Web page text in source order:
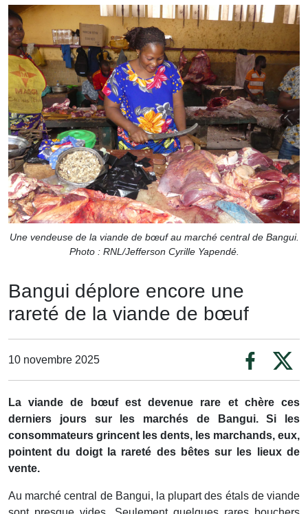
Une vendeuse de la viande de bœuf au marché central de Bangui.
Photo : RNL/Jefferson Cyrille Yapendé.
Bangui déplore encore une
rareté de la viande de bœuf
10 novembre 2025
La viande de bœuf est devenue rare et chère ces
derniers jours sur les marchés de Bangui. Si les
consommateurs grincent les dents, les marchands, eux,
pointent du doigt la rareté des bêtes sur les lieux de
vente.
Au marché central de Bangui, la plupart des étals de viande